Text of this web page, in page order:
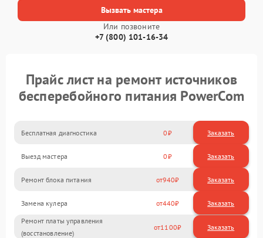
Вызвать мастера
Или позвоните
+7 (800) 101-16-34
Прайс лист на ремонт источников
бесперебойного питания PowerCom
Бесплатная диагностика 0 Заказать
Выезд мастера 0 Заказать
Ремонт блока питания 940
Замена кулера 440
Ремонт платы управления
(восстановление)
1100